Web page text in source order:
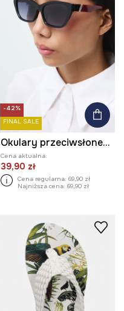
-42%
FINAL SALE
Okulary przeciwsłoneczne kocie oczy damskie
Cena aktualna:
39,90 zł
Cena regularna: 69,90 zł
Najniższa cena: 69,90 zł